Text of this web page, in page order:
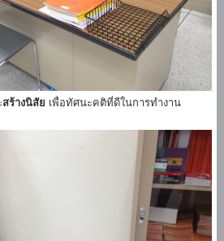
สร้างนิสัย เพื่อทัศนะคติที่ดีในการทำงาน